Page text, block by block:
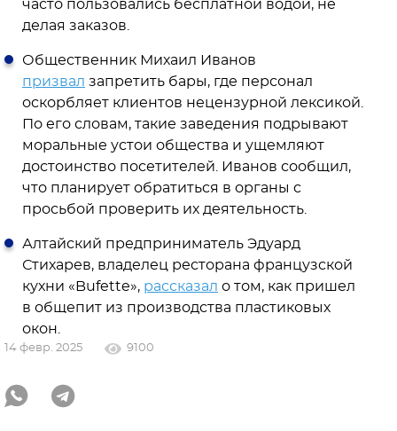
часто пользовались бесплатной водой, не
делая заказов.
Общественник Михаил Иванов
призвал запретить бары, где персонал
оскорбляет клиентов нецензурной лексикой.
По его словам, такие заведения подрывают
моральные устои общества и ущемляют
достоинство посетителей. Иванов сообщил,
что планирует обратиться в органы с
просьбой проверить их деятельность.
Алтайский предприниматель Эдуард
Стихарев, владелец ресторана французской
кухни «Bufette», рассказал о том, как пришел
в общепит из производства пластиковых
окон.
14 февр. 2025 9100